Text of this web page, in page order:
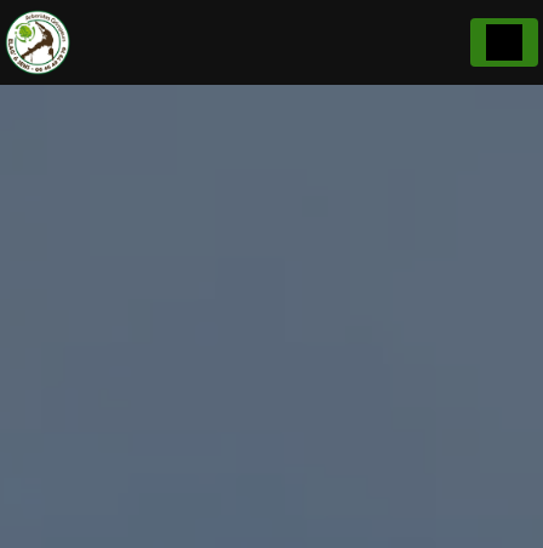
Panneau de gestion des cookies